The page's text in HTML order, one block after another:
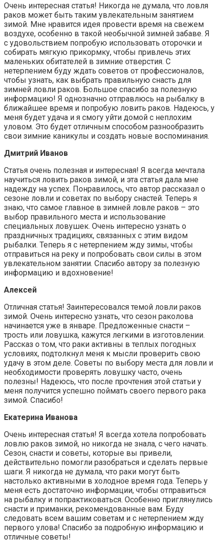
Очень интересная статья! Никогда не думала, что ловля
раков может быть таким увлекательным занятием
зимой. Мне нравится идея провести время на свежем
воздухе, особенно в такой необычной зимней забаве. Я
с удовольствием попробую использовать оторочки и
собирать мягкую прикормку, чтобы привлечь этих
маленьких обитателей в зимние отверстия. С
нетерпением буду ждать советов от профессионалов,
чтобы узнать, как выбрать правильную снасть для
зимней ловли раков. Большое спасибо за полезную
информацию! Я однозначно отправлюсь на рыбалку в
ближайшее время и попробую ловить раков. Надеюсь, у
меня будет удача и я смогу уйти домой с неплохим
уловом. Это будет отличным способом разнообразить
свои зимние каникулы и создать новые воспоминания.
Дмитрий Иванов
Статья очень полезная и интересная! Я всегда мечтала
научиться ловить раков зимой, и эта статья дала мне
надежду на успех. Понравилось, что автор рассказал о
сезоне ловли и советах по выбору снастей. Теперь я
знаю, что самое главное в зимней ловле раков – это
выбор правильного места и использование
специальных ловушек. Очень интересно узнать о
праздничных традициях, связанных с этим видом
рыбалки. Теперь я с нетерпением жду зимы, чтобы
отправиться на реку и попробовать свои силы в этом
увлекательном занятии. Спасибо автору за полезную
информацию и вдохновение!
Алексей
Отличная статья! Заинтересовался темой ловли раков
зимой. Очень интересно узнать, что сезон раколова
начинается уже в январе. Предложенные снасти –
трость или ловушка, кажутся легкими в изготовлении.
Рассказ о том, что раки активны в теплых погодных
условиях, подтолкнул меня к мысли проверить свою
удачу в этом деле. Советы по выбору места для ловли и
необходимости проверять ловушку часто, очень
полезны! Надеюсь, что после прочтения этой статьи у
меня получится успешно поймать своего первого рака
зимой. Спасибо!
Екатерина Иванова
Очень интересная статья! Я всегда хотела попробовать
ловлю раков зимой, но никогда не знала, с чего начать.
Сезон, снасти и советы, которые вы привели,
действительно помогли разобраться и сделать первые
шаги. Я никогда не думала, что раки могут быть
настолько активными в холодное время года. Теперь у
меня есть достаточно информации, чтобы отправиться
на рыбалку и попрактиковаться. Особенно приглянулись
снасти и приманки, рекомендованные вам. Буду
следовать всем вашим советам и с нетерпением жду
первого улова! Спасибо за подробную информацию и
отличные советы!